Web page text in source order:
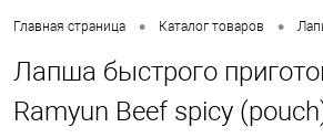
Главная страница • Каталог товаров •
Лапша быстрого
Ramyun Beef spicy